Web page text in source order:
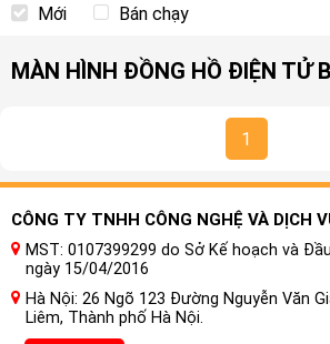
Mới Bán chạy
MÀN HÌNH ĐỒNG HỒ ĐIỆN TỬ
1
CÔNG TY TNHH CÔNG NGHỆ VÀ DỊCH
MST: 0107399299 do Sở Kế hoạch và
ngày 15/04/2016
Hà Nội: 26 Ngõ 123 Đường Nguyễn Văn
Liêm, Thành phố Hà Nội.